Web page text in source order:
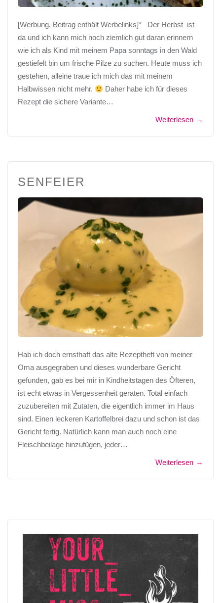
[Werbung, Beitrag enthält Werbelinks]* Der Herbst ist
da und ich kann mich noch ziemlich gut daran erinnern
wie ich als Kind mit meinem Papa sonntags in den Wald
gestiefelt bin um frische Pilze zu suchen. Heute muss ich
gestehen, alleine traue ich mich das mit meinem
Halbwissen nicht mehr.
Daher habe ich für dieses
Rezept die sichere Variante…
Weiterlesen →
SENFEIER
Hab ich doch ernsthaft das alte Rezeptheft von meiner
Oma ausgegraben und dieses wunderbare Gericht
gefunden, gab es bei mir in Kindheitstagen des Öfteren,
ist echt etwas in Vergessenheit geraten. Total einfach
zuzubereiten mit Zutaten, die eigentlich immer im Haus
sind. Einen leckeren Kartoffelbrei dazu und schon ist das
Gericht fertig. Natürlich kann man auch noch eine
Fleischbeilage hinzufügen, jeder…
Weiterlesen →